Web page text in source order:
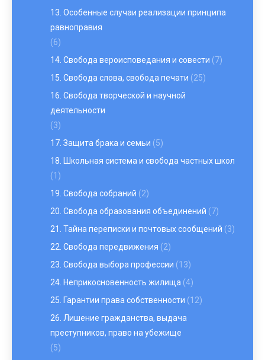
13. Особенные случаи реализации принципа
равноправия
(6)
14. Свобода вероисповедания и совести (7)
15. Свобода слова, свобода печати (25)
16. Свобода творческой и научной
деятельности
(3)
17. Защита брака и семьи (5)
18. Школьная система и свобода частных школ
(1)
19. Свобода собраний (2)
20. Свобода образования объединений (7)
21. Тайна переписки и почтовых сообщений (3)
22. Свобода передвижения (2)
23. Свобода выбора профессии (13)
24. Неприкосновенность жилища (4)
25. Гарантии права собственности (12)
26. Лишение гражданства, выдача
преступников, право на убежище
(5)